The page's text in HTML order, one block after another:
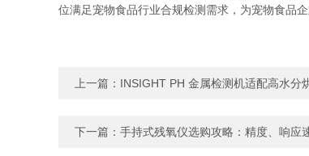
位满足宠物食品行业合规检测需求，为宠物食品
上一篇： INSIGHT PH 金属检测机适配高水分
下一篇： 手持式残氧仪选购攻略：精度、响应